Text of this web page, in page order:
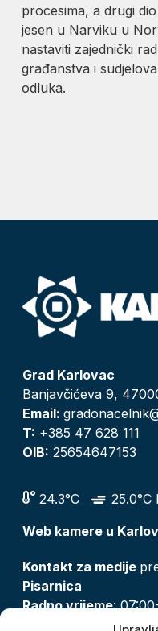
procesima, a drugi
jesen u Narviku u
nastaviti zajednički
građanstva i
odluka.
Grad Karlovac
Banjavčićeva 9,
Email:
T: +385 47 628 111
OIB: 25654647153
24.3°C
Web kamere u
Kontakt za medije
Pisarnica
Radno vrijeme: